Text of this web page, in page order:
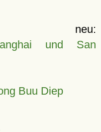
und San
Buu Diep